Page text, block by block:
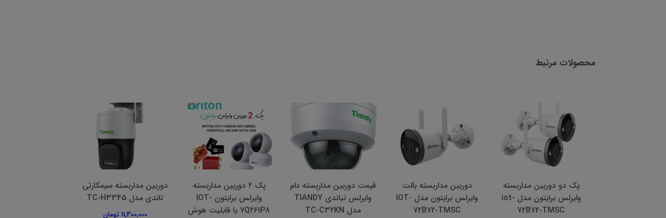
محصولات مرتبط
پک دو دوربین مداربسته
وایرلس برایتون مدل iot-
72B72-TMSC
دوربین مداربسته بالت
وایرلس برایتون مدل IOT-
72B72-TMSC
قیمت دوربین مداربسته دام
وایرلس تیاندی TIANDY
مدل TC-C32KN
پک ۲ دوربین مداربسته
وایرلس برایتون IOT-
7Q261P8 با قابلیت هوش
دوربین مداربسته سیمکارتی
تاندی مدل TC-H3345
11,300,000 تومان